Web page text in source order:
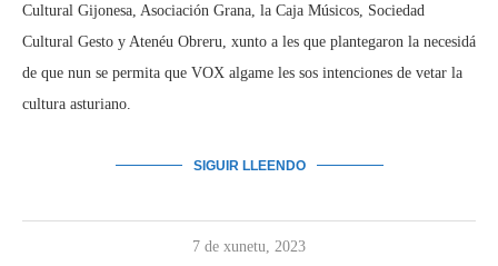
Cultural Gijonesa, Asociación Grana, la Caja Músicos, Sociedad
Cultural Gesto y Atenéu Obreru, xunto a les que plantegaron la necesidá
de que nun se permita que VOX algame les sos intenciones de vetar la
cultura asturiano.
SIGUIR LLEENDO
7 de xunetu, 2023